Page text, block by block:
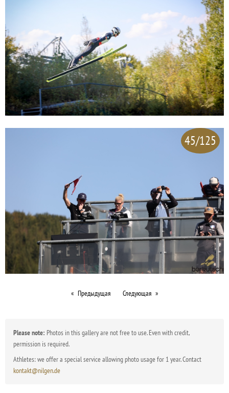
45/125
Предыдущая Следующая
Please note: Photos in this gallery are not free to use. Even with credit,
permission is required.
Athletes: we offer a special service allowing photo usage for 1 year. Contact
kontakt@nilgen.de